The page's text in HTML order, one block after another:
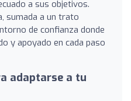
a sus objetivos.
sumada a un trato
de confianza donde
y apoyado en cada paso
adaptarse a tu